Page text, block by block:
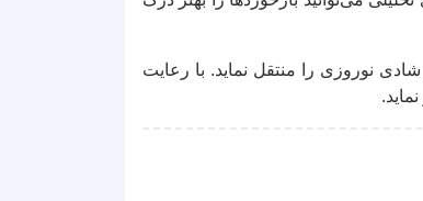
نوروزی را منتقل نماید. با رعایت